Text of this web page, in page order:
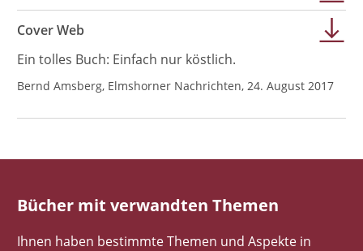
Cover Web
Ein tolles Buch: Einfach nur köstlich.
Bernd Amsberg, Elmshorner Nachrichten, 24. August 2017
Bücher mit verwandten Themen
Ihnen haben bestimmte Themen und Aspekte in